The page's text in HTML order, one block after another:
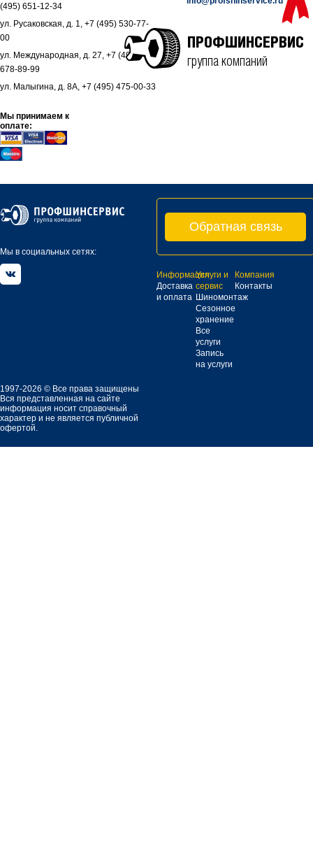
(495) 651-12-34
ул. Русаковская, д. 1, +7 (495) 530-77-
00
ул. Международная, д. 27, +7 (495)
678-89-99
ул. Малыгина, д. 8А, +7 (495) 475-00-33
Мы принимаем к
оплате:
ПРОФШИНСЕРВИС
группа компаний
Мы в социальных сетях:
Обратная связь
Информация
Доставка
и оплата
Услуги и
сервис
Шиномонтаж
Сезонное
хранение
Все
услуги
Запись
на услуги
Компания
Контакты
1997-2026 © Все права защищены
Вся представленная на сайте
информация носит справочный
характер и не является публичной
офертой.